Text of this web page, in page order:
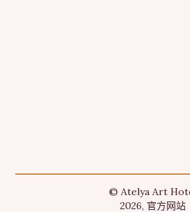
© Atelya Art
2026, 官方网站